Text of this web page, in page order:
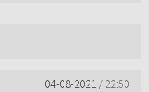
04-08-2021 / 22:50